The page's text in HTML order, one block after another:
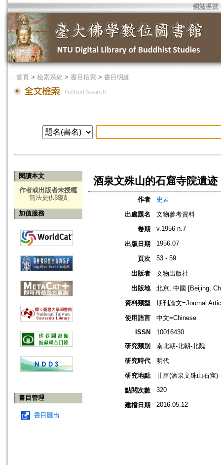
網站導覽
． 首頁 > 檢索系統 > 書目檢索 > 書目明細
閱讀本文
作者或出版者未授權
無法提供閱讀
加值服務
書目管理
書目匯出
酒泉文殊山的石窟寺院遺迹
作者
史岩
出處題名
文物參考資料
卷期
v.1956 n.7
出版日期 1956.07
頁次 53 - 59
出版者
文物出版社
出版地
北京, 中國 [Beijing,
資料類型
期刊論文=Journal
使用語言
中文=Chinese
ISSN
10016430
研究類別
南北朝-北朝-北魏
研究時代
明代
研究地點
甘肅(酒泉文殊山石窟)
點閱次數
320
建檔日期 2016.05.12